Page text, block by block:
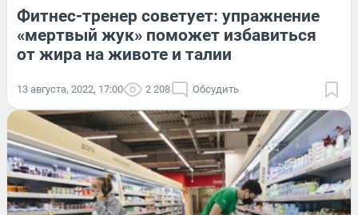
Фитнес-тренер советует: упражнение
«мертвый жук» поможет избавиться
от жира на животе и талии
13 августа, 2022, 17:00 2 208 Обсудить